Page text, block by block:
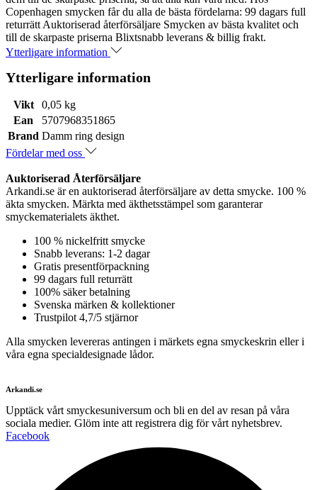
Copenhagen smycken får du alla de bästa fördelarna: 99 dagars full
returrätt Auktoriserad återförsäljare Smycken av bästa kvalitet och
till de skarpaste priserna Blixtsnabb leverans & billig frakt.
Ytterligare information
Ytterligare information
Vikt
0,05 kg
Ean
5707968351865
Brand Damm ring design
Fördelar med oss
Auktoriserad Återförsäljare
Arkandi.se är en auktoriserad återförsäljare av detta smycke. 100 %
äkta smycken. Märkta med äkthetsstämpel som garanterar
smyckematerialets äkthet.
100 % nickelfritt smycke
Snabb leverans: 1-2 dagar
Gratis presentförpackning
99 dagars full returrätt
100% säker betalning
Svenska märken & kollektioner
Trustpilot 4,7/5 stjärnor
Alla smycken levereras antingen i märkets egna smyckeskrin eller i
våra egna specialdesignade lådor.
Arkandi.se
Upptäck vårt smyckesuniversum och bli en del av resan på våra
sociala medier. Glöm inte att registrera dig för vårt nyhetsbrev.
Facebook